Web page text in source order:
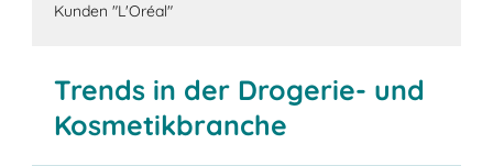
Kunden "L'Oréal"
Trends in der Drogerie- und
Kosmetikbranche